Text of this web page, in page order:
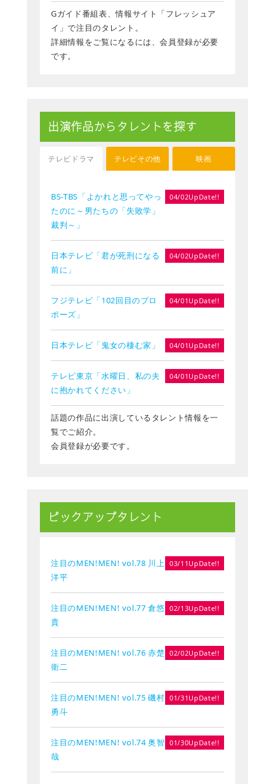
Gガイド番組表、情報サイト「フレッシュア
イ」で注目のタレント。
詳細情報をご覧になるには、会員登録が必要
です。
出演作品からタレントを探す
テレビドラマ テレビその他 映画
BS-TBS「よかれと思ってやっ
たのに～男たちの「失敗学」
裁判～」
04/02UpDate!!
日本テレビ「君が死刑になる
前に」
04/02UpDate!!
フジテレビ「102回目のプロ
ポーズ」
04/01UpDate!!
日本テレビ「鬼女の棲む家」 04/01UpDate!!
テレビ東京「水曜日、私の夫
に抱かれてください」
04/01UpDate!!
話題の作品に出演しているタレント情報を一
覧でご紹介。
会員登録が必要です。
ピックアップタレント
注目のMEN!MEN! vol.78 川上
洋平
03/11UpDate!!
注目のMEN!MEN! vol.77 倉悠
貴
02/13UpDate!!
注目のMEN!MEN! vol.76 赤楚
衛二
02/02UpDate!!
注目のMEN!MEN! vol.75 磯村
勇斗
01/31UpDate!!
注目のMEN!MEN! vol.74 奥智
哉
01/30UpDate!!